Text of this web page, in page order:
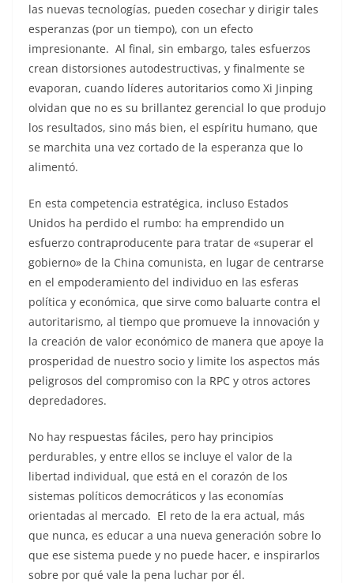
las nuevas tecnologías, pueden cosechar y dirigir tales
esperanzas (por un tiempo), con un efecto
impresionante. Al final, sin embargo, tales esfuerzos
crean distorsiones autodestructivas, y finalmente se
evaporan, cuando líderes autoritarios como Xi Jinping
olvidan que no es su brillantez gerencial lo que produjo
los resultados, sino más bien, el espíritu humano, que
se marchita una vez cortado de la esperanza que lo
alimentó.
En esta competencia estratégica, incluso Estados
Unidos ha perdido el rumbo: ha emprendido un
esfuerzo contraproducente para tratar de «superar el
gobierno» de la China comunista, en lugar de centrarse
en el empoderamiento del individuo en las esferas
política y económica, que sirve como baluarte contra el
autoritarismo, al tiempo que promueve la innovación y
la creación de valor económico de manera que apoye la
prosperidad de nuestro socio y limite los aspectos más
peligrosos del compromiso con la RPC y otros actores
depredadores.
No hay respuestas fáciles, pero hay principios
perdurables, y entre ellos se incluye el valor de la
libertad individual, que está en el corazón de los
sistemas políticos democráticos y las economías
orientadas al mercado. El reto de la era actual, más
que nunca, es educar a una nueva generación sobre lo
que ese sistema puede y no puede hacer, e inspirarlos
sobre por qué vale la pena luchar por él.